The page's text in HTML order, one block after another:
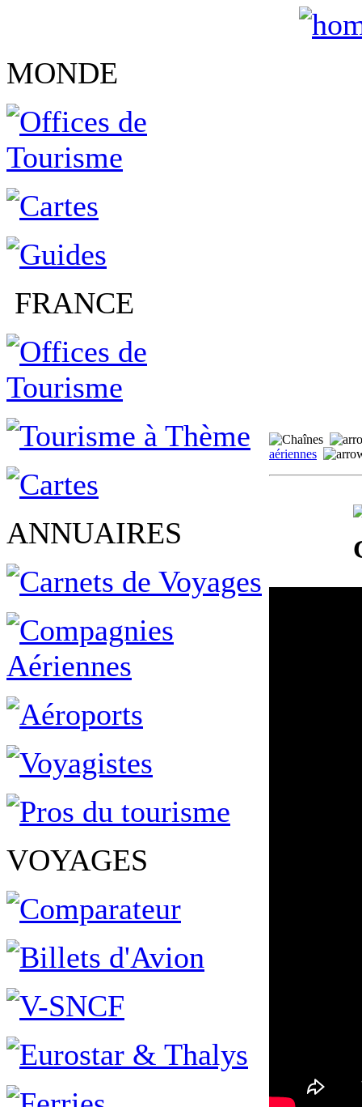
MONDE
FRANCE
ANNUAIRES
VOYAGES
aériennes